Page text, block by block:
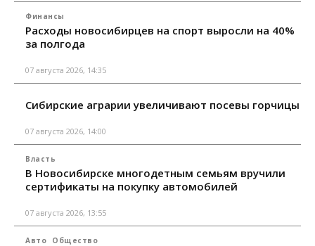
Финансы
Расходы новосибирцев на спорт выросли на 40%
за полгода
07 августа 2026, 14:35
Сибирские аграрии увеличивают посевы горчицы
07 августа 2026, 14:00
Власть
В Новосибирске многодетным семьям вручили
сертификаты на покупку автомобилей
07 августа 2026, 13:55
Авто Общество